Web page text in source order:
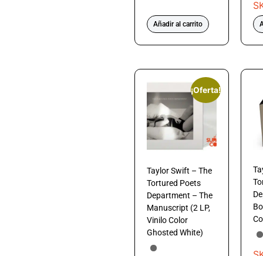
Añadir al carrito
¡Oferta!
Taylor Swift – The
Tortured Poets
Department – The
Manuscript (2 LP,
Vinilo Color
Ghosted White)